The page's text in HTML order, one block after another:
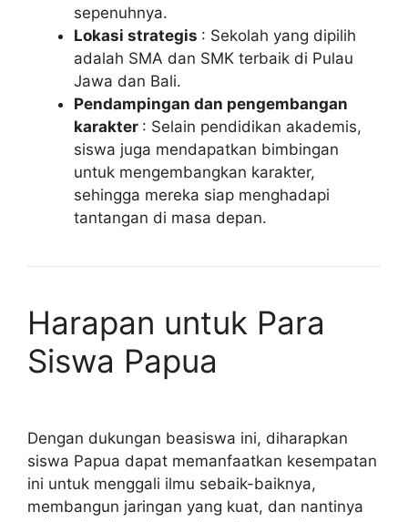
sepenuhnya.
Lokasi strategis : Sekolah yang dipilih
adalah SMA dan SMK terbaik di Pulau
Jawa dan Bali.
Pendampingan dan pengembangan
karakter : Selain pendidikan akademis,
siswa juga mendapatkan bimbingan
untuk mengembangkan karakter,
sehingga mereka siap menghadapi
tantangan di masa depan.
Harapan untuk Para
Siswa Papua
Dengan dukungan beasiswa ini, diharapkan
siswa Papua dapat memanfaatkan kesempatan
ini untuk menggali ilmu sebaik-baiknya,
membangun jaringan yang kuat, dan nantinya